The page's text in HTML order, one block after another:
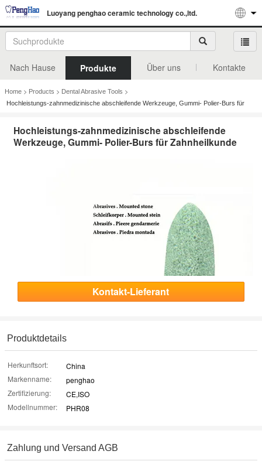
Luoyang penghao ceramic technology co.,ltd.
Nach Hause Produkte Über uns Kontakte
Home > Products > Dental Abrasive Tools >
Hochleistungs-zahnmedizinische abschleifende Werkzeuge, Gummi- Polier-Burs für
Hochleistungs-zahnmedizinische abschleifende
Werkzeuge, Gummi- Polier-Burs für Zahnheilkunde
Kontakt-Lieferant
Produktdetails
Herkunftsort:
China
Markenname:
penghao
Zertifizierung:
CE,ISO
Modellnummer:
PHR08
Zahlung und Versand AGB